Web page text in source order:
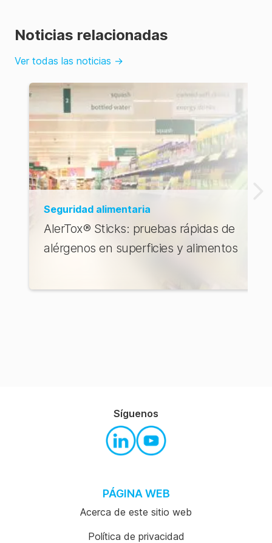
Noticias relacionadas
Ver todas las noticias →
Seguridad alimentaria
AlerTox® Sticks: pruebas rápidas de
alérgenos en superficies y alimentos
PÁGINA WEB
Acerca de este sitio web
Política de privacidad
Síguenos